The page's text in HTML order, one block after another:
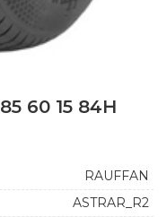
60 15 84H
RAUFFAN
ASTRAR_R2